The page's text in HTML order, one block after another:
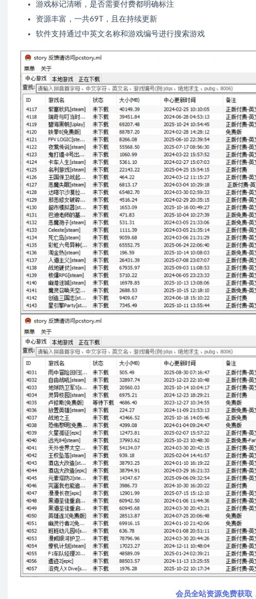
游戏标记清晰，是否需要付费都明确标注
资源丰富，一共69T，且在持续更新
软件支持通过中英文名称和游戏编号进行搜索游戏
会员全站资源免费获取